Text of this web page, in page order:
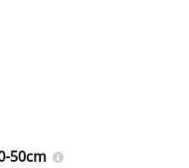
50cm